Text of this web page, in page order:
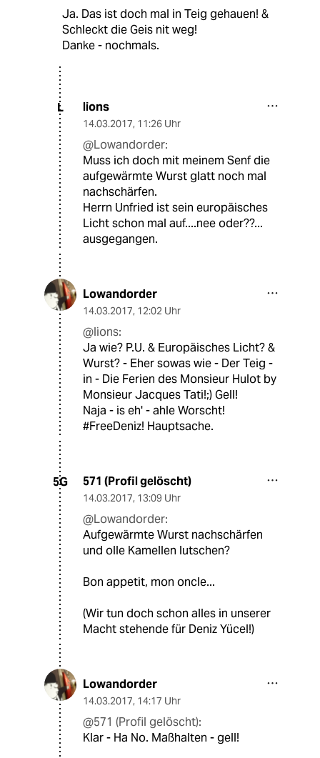
Ja. Das ist doch mal in Teig gehauen! &
Schleckt die Geis nit weg!
Danke - nochmals.
L lions
14.03.2017, 11:26 Uhr
@Lowandorder:
Muss ich doch mit meinem Senf die
aufgewärmte Wurst glatt noch mal
nachschärfen.
Herrn Unfried ist sein europäisches
Licht schon mal auf....nee oder??...
ausgegangen.
Lowandorder
14.03.2017, 12:02 Uhr
@lions:
Ja wie? P.U. & Europäisches Licht? &
Wurst? - Eher sowas wie - Der Teig -
in - Die Ferien des Monsieur Hulot by
Monsieur Jacques Tati!;) Gell!
Naja - is eh' - ahle Worscht!
#FreeDeniz! Hauptsache.
5G 571 (Profil gelöscht)
14.03.2017, 13:09 Uhr
@Lowandorder:
Aufgewärmte Wurst nachschärfen
und olle Kamellen lutschen?
Bon appetit, mon oncle...
(Wir tun doch schon alles in unserer
Macht stehende für Deniz Yücel!)
Lowandorder
14.03.2017, 14:17 Uhr
@571 (Profil gelöscht):
Klar - Ha No. Maßhalten - gell!